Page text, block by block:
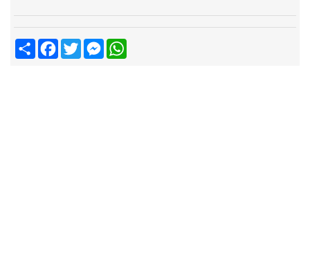
ShareFacebook
TwitterMessenger